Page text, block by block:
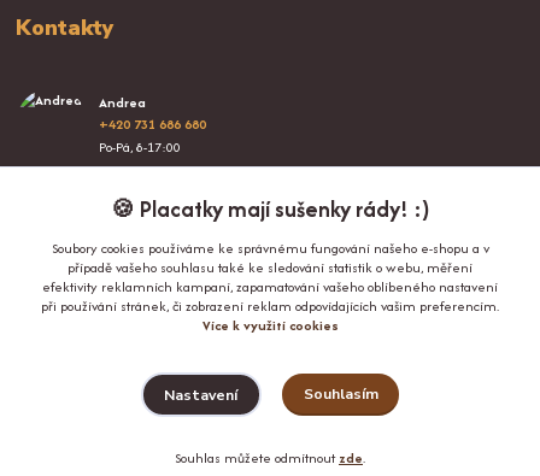
Kontakty
Andrea
+420 731 686 680
Po-Pá, 8-17:00
info@proplacatky.cz
Upravit sběr cookies.
🍪 Placatky mají sušenky rády! :)
Soubory cookies používáme ke správnému fungování našeho e-shopu a v
případě vašeho souhlasu také ke sledování statistik o webu, měření
efektivity reklamních kampaní, zapamatování vašeho oblíbeného nastavení
při používání stránek, či zobrazení reklam odpovídajících vašim preferencím.
Více k využití cookies
Nastavení Souhlasím
Souhlas můžete odmítnoutzde.